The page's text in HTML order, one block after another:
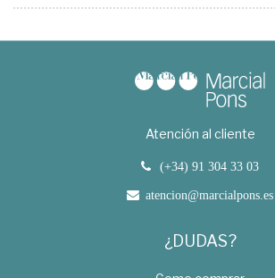
Atención al cliente
(+34) 91 304 33 03
atencion@marcialpons.es
¿DUDAS?